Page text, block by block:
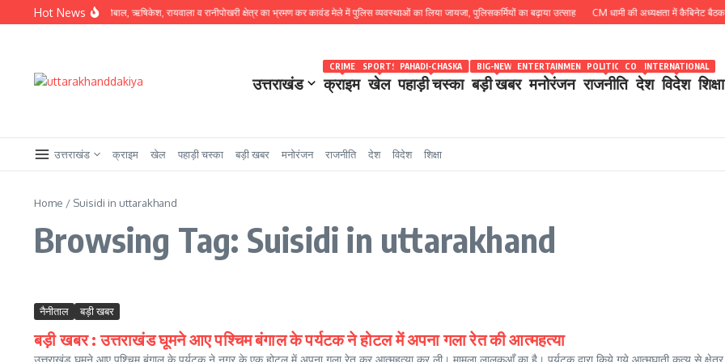
Skip to content
Hot News
उतरे SSP प्रमेंद्र डोबाल, ऋषिकेश, रायवाला व रानीपोखरी क्षेत्र का भ्रमण कर कावंड मेले में पुलिस व्यवस्थाओं का लिया जायजा, पुलिसकर्मियों का बढ़ाया उत्साह CM धामी की अध्यक्षता में कैबिनेट बैठक खत्म,
उत्तराखंड क्राइम
CRIME
खेल
SPORTS
पहाड़ी चस्का
PAHADI-CHASKA
बड़ी खबर
BIG-NEWS
मनोरंजन
ENTERTAINMENT
राजनीति
POLITICS
देश
COUNTRY
विदेश
INTERNATIONAL
शिक्षा
उत्तराखंड क्राइम खेल पहाड़ी चस्का बड़ी खबर मनोरंजन राजनीति देश विदेश शिक्षा
Home / Suisidi in uttarakhand
Browsing Tag: Suisidi in uttarakhand
नैनीताल बड़ी खबर
बड़ी खबर : उत्तराखंड घूमने आए पश्चिम बंगाल के पर्यटक ने होटल में अपना गला रेत की आत्महत्या
उत्तराखंड घूमने आए पश्चिम बंगाल के पर्यटक ने नगर के एक होटल में अपना गला रेत कर आत्महत्या कर ली। मामला लालकुआँ का है। पर्यटक द्वारा किये गये आत्मघाती कृत्य से